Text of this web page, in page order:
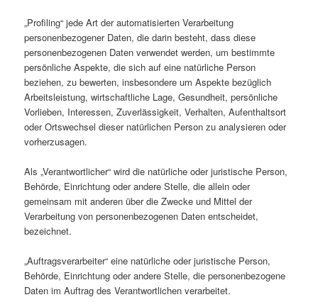
„Profiling“ jede Art der automatisierten Verarbeitung
personenbezogener Daten, die darin besteht, dass diese
personenbezogenen Daten verwendet werden, um bestimmte
persönliche Aspekte, die sich auf eine natürliche Person
beziehen, zu bewerten, insbesondere um Aspekte bezüglich
Arbeitsleistung, wirtschaftliche Lage, Gesundheit, persönliche
Vorlieben, Interessen, Zuverlässigkeit, Verhalten, Aufenthaltsort
oder Ortswechsel dieser natürlichen Person zu analysieren oder
vorherzusagen.
Als „Verantwortlicher“ wird die natürliche oder juristische Person,
Behörde, Einrichtung oder andere Stelle, die allein oder
gemeinsam mit anderen über die Zwecke und Mittel der
Verarbeitung von personenbezogenen Daten entscheidet,
bezeichnet.
„Auftragsverarbeiter“ eine natürliche oder juristische Person,
Behörde, Einrichtung oder andere Stelle, die personenbezogene
Daten im Auftrag des Verantwortlichen verarbeitet.